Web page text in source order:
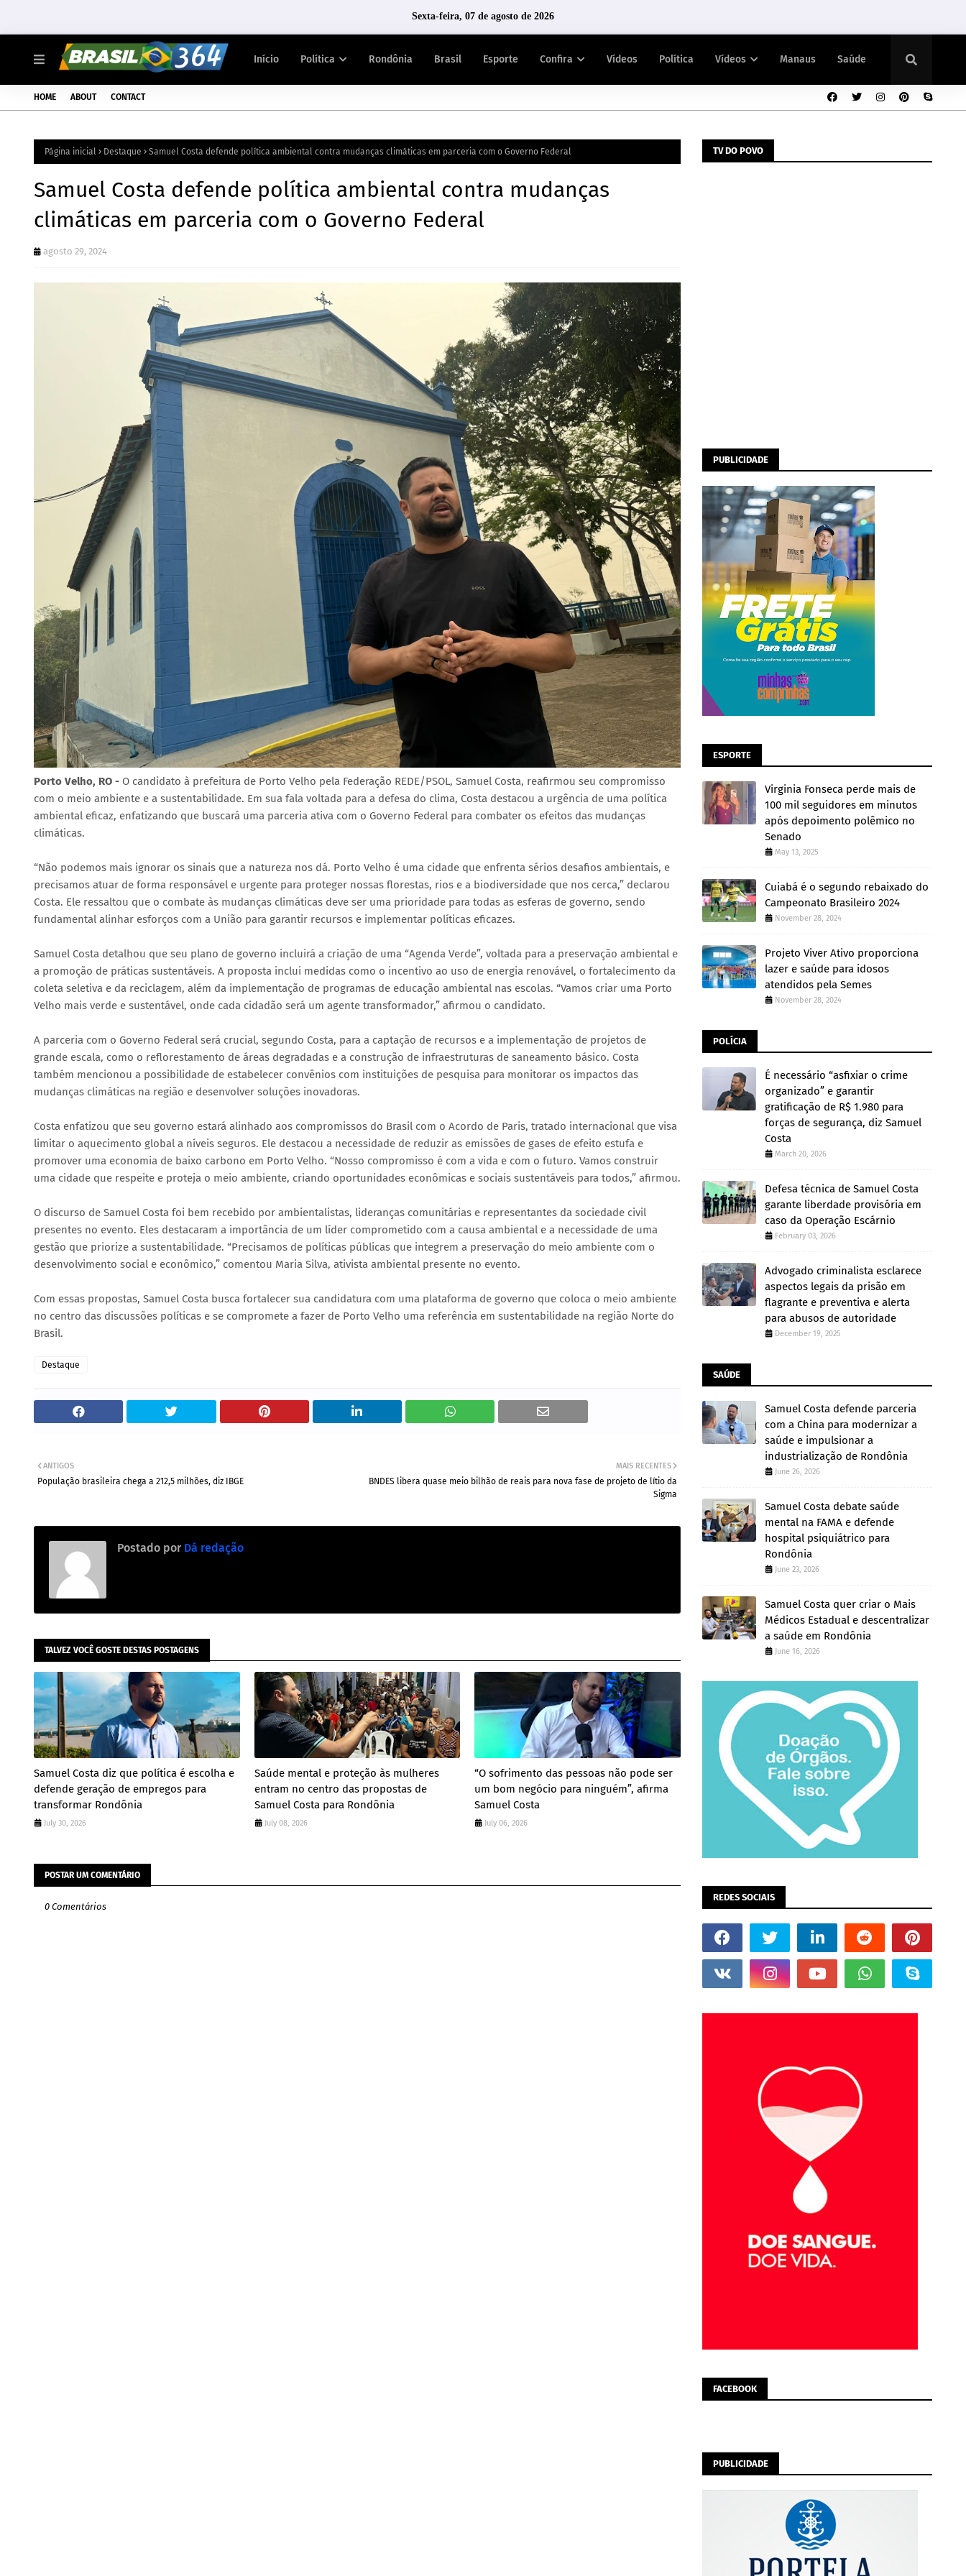
Sexta-feira, 07 de agosto de 2026
Início Política Rondônia Brasil Esporte Confira Vídeos Política Vídeos Manaus Saúde
HOME ABOUT CONTACT
Página inicial Destaque Samuel Costa defende política ambiental contra mudanças climáticas em parceria com o Governo Federal
Samuel Costa defende política ambiental contra mudanças
climáticas em parceria com o Governo Federal
agosto 29, 2024
Porto Velho, RO - O candidato à prefeitura de Porto Velho pela Federação REDE/PSOL, Samuel Costa, reafirmou seu compromisso
com o meio ambiente e a sustentabilidade. Em sua fala voltada para a defesa do clima, Costa destacou a urgência de uma política
ambiental eficaz, enfatizando que buscará uma parceria ativa com o Governo Federal para combater os efeitos das mudanças
climáticas.
“Não podemos mais ignorar os sinais que a natureza nos dá. Porto Velho é uma cidade que enfrenta sérios desafios ambientais, e
precisamos atuar de forma responsável e urgente para proteger nossas florestas, rios e a biodiversidade que nos cerca,” declarou
Costa. Ele ressaltou que o combate às mudanças climáticas deve ser uma prioridade para todas as esferas de governo, sendo
fundamental alinhar esforços com a União para garantir recursos e implementar políticas eficazes.
Samuel Costa detalhou que seu plano de governo incluirá a criação de uma “Agenda Verde”, voltada para a preservação ambiental e
a promoção de práticas sustentáveis. A proposta inclui medidas como o incentivo ao uso de energia renovável, o fortalecimento da
coleta seletiva e da reciclagem, além da implementação de programas de educação ambiental nas escolas. “Vamos criar uma Porto
Velho mais verde e sustentável, onde cada cidadão será um agente transformador,” afirmou o candidato.
A parceria com o Governo Federal será crucial, segundo Costa, para a captação de recursos e a implementação de projetos de
grande escala, como o reflorestamento de áreas degradadas e a construção de infraestruturas de saneamento básico. Costa
também mencionou a possibilidade de estabelecer convênios com instituições de pesquisa para monitorar os impactos das
mudanças climáticas na região e desenvolver soluções inovadoras.
Costa enfatizou que seu governo estará alinhado aos compromissos do Brasil com o Acordo de Paris, tratado internacional que visa
limitar o aquecimento global a níveis seguros. Ele destacou a necessidade de reduzir as emissões de gases de efeito estufa e
promover uma economia de baixo carbono em Porto Velho. “Nosso compromisso é com a vida e com o futuro. Vamos construir
uma cidade que respeite e proteja o meio ambiente, criando oportunidades econômicas e sociais sustentáveis para todos,” afirmou.
O discurso de Samuel Costa foi bem recebido por ambientalistas, lideranças comunitárias e representantes da sociedade civil
presentes no evento. Eles destacaram a importância de um líder comprometido com a causa ambiental e a necessidade de uma
gestão que priorize a sustentabilidade. “Precisamos de políticas públicas que integrem a preservação do meio ambiente com o
desenvolvimento social e econômico,” comentou Maria Silva, ativista ambiental presente no evento.
Com essas propostas, Samuel Costa busca fortalecer sua candidatura com uma plataforma de governo que coloca o meio ambiente
no centro das discussões políticas e se compromete a fazer de Porto Velho uma referência em sustentabilidade na região Norte do
Brasil.
Destaque
MAIS RECENTES
BNDES libera quase meio bilhão de reais para nova fase de projeto de lítio da
Sigma
ANTIGOS
População brasileira chega a 212,5 milhões, diz IBGE
Postado por Dá redação
TALVEZ VOCÊ GOSTE DESTAS POSTAGENS
Samuel Costa diz que política é escolha e
defende geração de empregos para
transformar Rondônia
July 30, 2026
Saúde mental e proteção às mulheres
entram no centro das propostas de
Samuel Costa para Rondônia
July 08, 2026
“O sofrimento das pessoas não pode ser
um bom negócio para ninguém”, afirma
Samuel Costa
July 06, 2026
POSTAR UM COMENTÁRIO
0 Comentários
TV DO POVO
PUBLICIDADE
ESPORTE
Virginia Fonseca perde mais de
100 mil seguidores em minutos
após depoimento polêmico no
Senado
May 13, 2025
Cuiabá é o segundo rebaixado do
Campeonato Brasileiro 2024
November 28, 2024
Projeto Viver Ativo proporciona
lazer e saúde para idosos
atendidos pela Semes
November 28, 2024
POLÍCIA
É necessário “asfixiar o crime
organizado” e garantir
gratificação de R$ 1.980 para
forças de segurança, diz Samuel
Costa
March 20, 2026
Defesa técnica de Samuel Costa
garante liberdade provisória em
caso da Operação Escárnio
February 03, 2026
Advogado criminalista esclarece
aspectos legais da prisão em
flagrante e preventiva e alerta
para abusos de autoridade
December 19, 2025
SAÚDE
Samuel Costa defende parceria
com a China para modernizar a
saúde e impulsionar a
industrialização de Rondônia
June 26, 2026
Samuel Costa debate saúde
mental na FAMA e defende
hospital psiquiátrico para
Rondônia
June 23, 2026
Samuel Costa quer criar o Mais
Médicos Estadual e descentralizar
a saúde em Rondônia
June 16, 2026
REDES SOCIAIS
FACEBOOK
PUBLICIDADE